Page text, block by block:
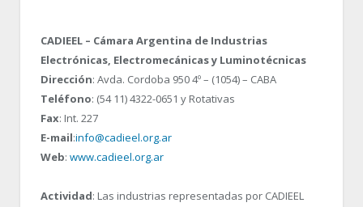
CADIEEL – Cámara Argentina de Industrias
Electrónicas, Electromecánicas y Luminotécnicas
Dirección: Avda. Cordoba 950 4º – (1054) – CABA
Teléfono: (54 11) 4322-0651 y Rotativas
Fax: Int. 227
E-mail:info@cadieel.org.ar
Web: www.cadieel.org.ar
Actividad: Las industrias representadas por CADIEEL